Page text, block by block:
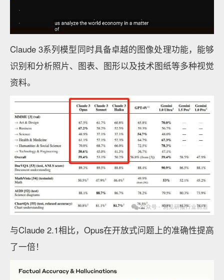
Claude 3系列模型同时具备卓越的图像处理功能，能够
识别和分析照片、图表、图形以及技术图纸等多种视觉
资料。
与Claude 2.1相比，Opus在开放式问题上的准确性提高
了一倍！